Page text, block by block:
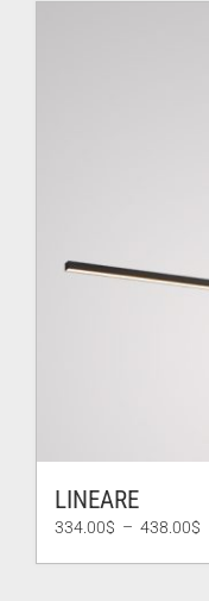
LINEARE
334.00$ – 438.00$